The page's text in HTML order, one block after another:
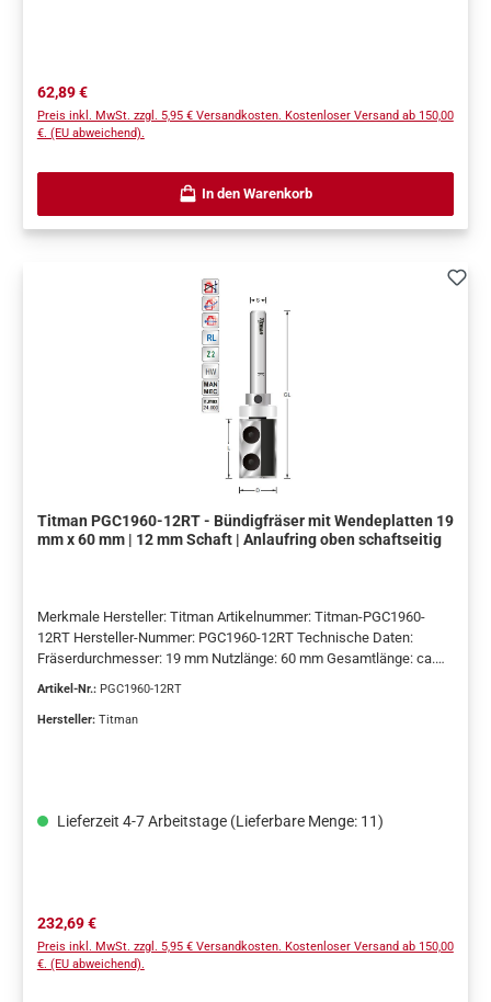
Regulärer Preis:
62,89 €
Preis inkl. MwSt. zzgl. 5,95 € Versandkosten. Kostenloser Versand ab 150,00
€. (EU abweichend).
In den Warenkorb
Titman PGC1960-12RT - Bündigfräser mit Wendeplatten 19
mm x 60 mm | 12 mm Schaft | Anlaufring oben schaftseitig
Merkmale Hersteller: Titman Artikelnummer: Titman-PGC1960-
12RT Hersteller-Nummer: PGC1960-12RT Technische Daten:
Fräserdurchmesser: 19 mm Nutzlänge: 60 mm Gesamtlänge: ca.
115 mm Schaftdurchmesser: 12 mm Anzahl Schneiden: 2
Wendeplatten-Bündigfräser Anlaufring: oben, schaftseitig
und Eignung Dieser Bündigfräser mit Wendeplatten ist für das
das Werkzeug insbesondere für das Bündigfräsen hoher
Materialstärken sowie für Format- und Kopierarbeiten im Möbel-
und Innenausbau. Der Fräser ist für den dauerhaften Einsatz im
Artikel-Nr.: PGC1960-12RT
Hersteller: Titman
Lieferzeit 4-7 Arbeitstage (Lieferbare Menge: 11)
Regulärer Preis:
232,69 €
Preis inkl. MwSt. zzgl. 5,95 € Versandkosten. Kostenloser Versand ab 150,00
€. (EU abweichend).